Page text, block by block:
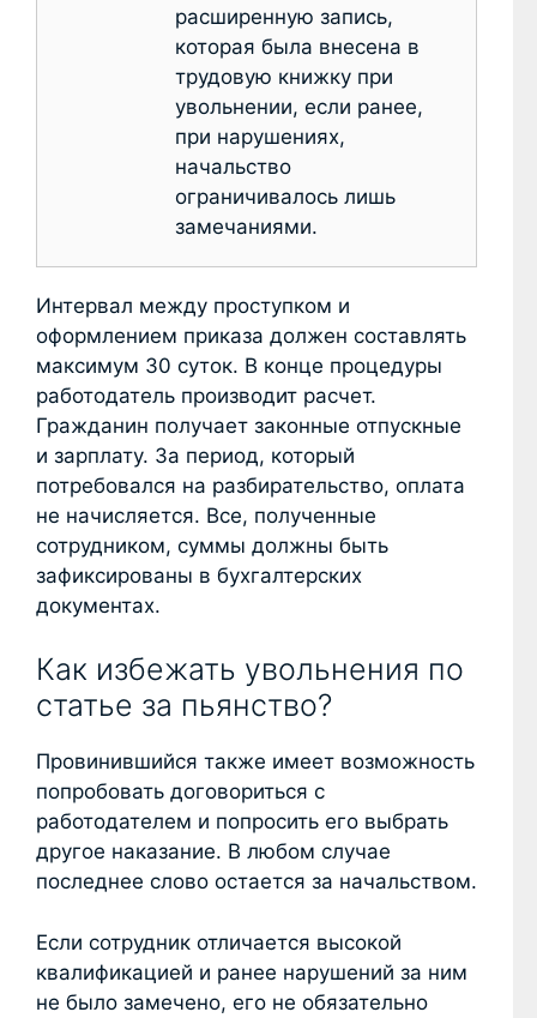
расширенную запись,
которая была внесена в
трудовую книжку при
увольнении, если ранее,
при нарушениях,
начальство
ограничивалось лишь
замечаниями.
Интервал между проступком и
оформлением приказа должен составлять
максимум 30 суток. В конце процедуры
работодатель производит расчет.
Гражданин получает законные отпускные
и зарплату. За период, который
потребовался на разбирательство, оплата
не начисляется. Все, полученные
сотрудником, суммы должны быть
зафиксированы в бухгалтерских
документах.
Как избежать увольнения по
статье за пьянство?
Провинившийся также имеет возможность
попробовать договориться с
работодателем и попросить его выбрать
другое наказание. В любом случае
последнее слово остается за начальством.
Если сотрудник отличается высокой
квалификацией и ранее нарушений за ним
не было замечено, его не обязательно